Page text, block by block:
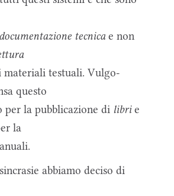
documentazione tecnicae non
testuali. Vulgo-
questo
per la pubblicazione di librie
la
abbiamo deciso di